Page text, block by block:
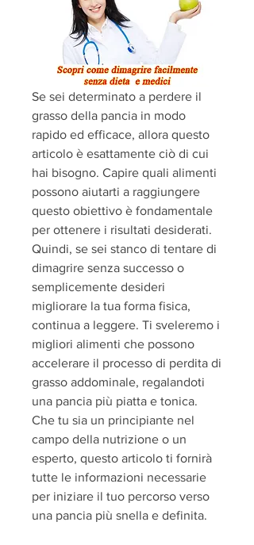
Se sei determinato a perdere il
grasso della pancia in modo
rapido ed efficace, allora questo
articolo è esattamente ciò di cui
hai bisogno. Capire quali alimenti
possono aiutarti a raggiungere
questo obiettivo è fondamentale
per ottenere i risultati desiderati.
Quindi, se sei stanco di tentare di
dimagrire senza successo o
semplicemente desideri
migliorare la tua forma fisica,
continua a leggere. Ti sveleremo i
migliori alimenti che possono
accelerare il processo di perdita di
grasso addominale, regalandoti
una pancia più piatta e tonica.
Che tu sia un principiante nel
campo della nutrizione o un
esperto, questo articolo ti fornirà
tutte le informazioni necessarie
per iniziare il tuo percorso verso
una pancia più snella e definita.